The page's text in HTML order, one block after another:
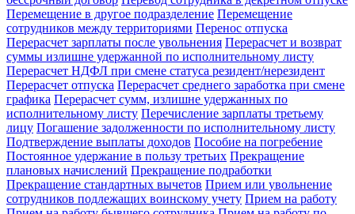
Перемещение в другое подразделение Перемещение
сотрудников между территориями Перенос отпуска
Перерасчет зарплаты после увольнения Перерасчет и возврат
суммы излишне удержанной по исполнительному листу
Перерасчет НДФЛ при смене статуса резидент/нерезидент
Перерасчет отпуска Перерасчет среднего заработка при смене
графика Перерасчет сумм, излишне удержанных по
исполнительному листу Перечисление зарплаты третьему
лицу Погашение задолженности по исполнительному листу
Подтверждение выплаты доходов Пособие на погребение
Постоянное удержание в пользу третьих Прекращение
плановых начислений Прекращение подработки
Прекращение стандартных вычетов Прием или увольнение
сотрудников подлежащих воинскому учету Прием на работу